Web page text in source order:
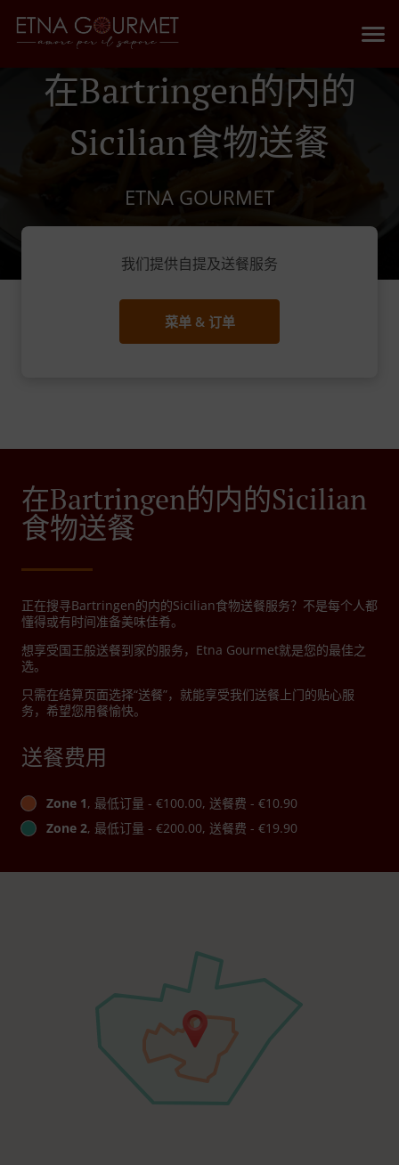
在Bartringen的内的
Sicilian食物送餐
ETNA GOURMET
我们提供自提及送餐服务
菜单 & 订单
在Bartringen的内的Sicilian
食物送餐
正在搜寻Bartringen的内的Sicilian食物送餐服务？不是每个人都
懂得或有时间准备美味佳肴。
想享受国王般送餐到家的服务，Etna Gourmet就是您的最佳之
选。
只需在结算页面选择“送餐”，就能享受我们送餐上门的贴心服
务，希望您用餐愉快。
送餐费用
Zone 1, 最低订量 - €100.00, 送餐费 - €10.90
Zone 2, 最低订量 - €200.00, 送餐费 - €19.90